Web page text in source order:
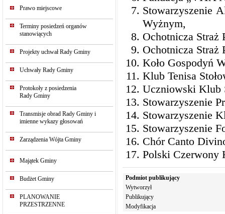
Prawo miejscowe
Terminy posiedzeń organów
stanowiących
Projekty uchwał Rady Gminy
Uchwały Rady Gminy
Protokoły z posiedzenia
Rady Gminy
Transmisje obrad Rady Gminy i
imienne wykazy głosowań
Zarządzenia Wójta Gminy
Majątek Gminy
Budżet Gminy
PLANOWANIE
PRZESTRZENNE
Stowarzyszenie
Wyżnym,
Ochotnicza Straż
Ochotnicza Straż
Koło Gospodyń
Klub Tenisa
Uczniowski Klub
Stowarzyszenie
Stowarzyszenie
Stowarzyszenie
Chór Canto
Polski Czerwony
Podmiot publikujący
Wytworzył
Publikujący
Modyfikacja